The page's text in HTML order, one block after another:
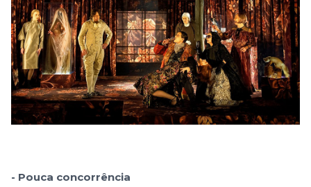
- Pouca concorrência